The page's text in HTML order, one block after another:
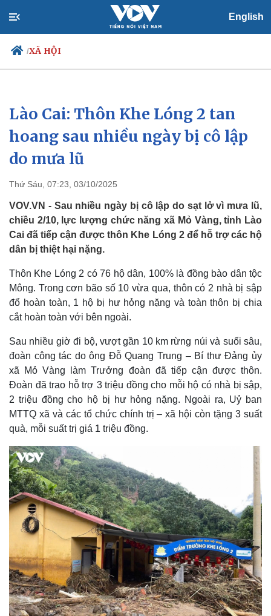
English
/XÃ HỘI
Chính trị
Tổ chức nhân sự
Quốc hội
Xã hội
Tin 24h
Dự báo thời tiết
Lào Cai: Thôn Khe Lóng 2 tan
hoang sau nhiều ngày bị cô lập
do mưa lũ
Thứ Sáu, 07:23, 03/10/2025
VOV.VN - Sau nhiều ngày bị cô lập do sạt lở vì mưa lũ,
chiều 2/10, lực lượng chức năng xã Mỏ Vàng, tỉnh Lào
Cai đã tiếp cận được thôn Khe Lóng 2 để hỗ trợ các hộ
dân bị thiệt hại nặng.
Thôn Khe Lóng 2 có 76 hộ dân, 100% là đồng bào dân tộc
Mông. Trong cơn bão số 10 vừa qua, thôn có 2 nhà bị sập
đổ hoàn toàn, 1 hộ bị hư hỏng nặng và toàn thôn bị chia
cắt hoàn toàn với bên ngoài.
Sau nhiều giờ đi bộ, vượt gần 10 km rừng núi và suối sâu,
đoàn công tác do ông Đỗ Quang Trung – Bí thư Đảng ủy
xã Mỏ Vàng làm Trưởng đoàn đã tiếp cận được thôn.
Đoàn đã trao hỗ trợ 3 triệu đồng cho mỗi hộ có nhà bị sập,
2 triệu đồng cho hộ bị hư hỏng nặng. Ngoài ra, Uỷ ban
MTTQ xã và các tổ chức chính trị – xã hội còn tặng 3 suất
quà, mỗi suất trị giá 1 triệu đồng.